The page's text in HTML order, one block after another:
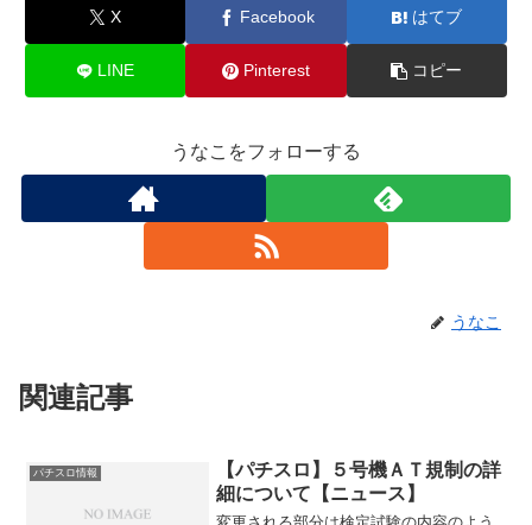
X Facebook はてブ
LINE Pinterest コピー
うなこをフォローする
うなこ
関連記事
パチスロ情報
【パチスロ】５号機ＡＴ規制の詳
細について【ニュース】